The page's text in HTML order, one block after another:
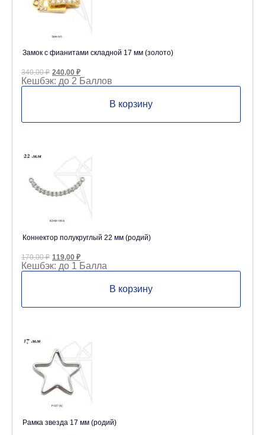
Замок с фианитами складной 17 мм (золото)
340,00₽ Первоначальная
цена
составляла
240,00 ₽Текущая
цена:
240,00 ₽.
Кешбэк: до 2 Баллов
В корзину
Коннектор полукруглый 22 мм (родий)
170,00₽ Первоначальная
цена
составляла
119,00 ₽Текущая
цена:
119,00 ₽.
Кешбэк: до 1 Балла
В корзину
Рамка звезда 17 мм (родий)